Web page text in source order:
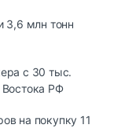
3,6 млн тонн
с 30 тыс.
Востока РФ
на покупку 11